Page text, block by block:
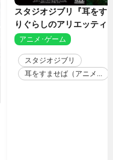
スタジオジブリ『耳をす
りぐらしのアリエッティ
ルリマスターでIMAX上映
アニメ･ゲーム
スタジオジブリ
耳をすませば（アニメ...